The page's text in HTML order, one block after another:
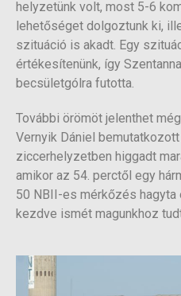
helyzetünk volt, most 5-6
lehetőséget dolgoztunk ki,
szituáció is akadt. Egy
értékesítenünk, így
becsületgólra futotta.
További örömöt jelenthet
Vernyik Dániel
ziccerhelyzetben higgadt
amikor az 54. perctől egy
50 NBII-es mérkőzés hagyta
kezdve ismét magunkhoz